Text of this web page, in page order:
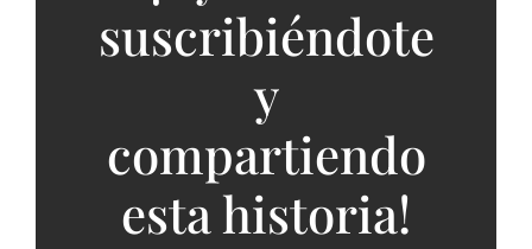
suscribiéndote
y
compartiendo
esta historia!